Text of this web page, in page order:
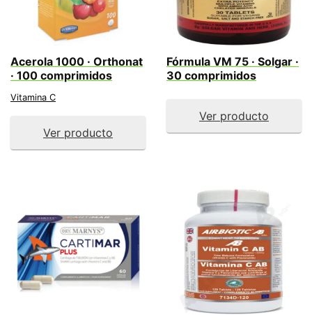
Acerola 1000 · Orthonat
· 100 comprimidos
Vitamina C
Ver producto
Fórmula VM 75 · Solgar ·
30 comprimidos
Ver producto